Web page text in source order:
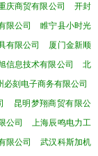
庆商贸有限公司
开封
限公司
睢宁县小时光
有限公司
厦门金新顺
信息技术有限公司
北
必刻电子商务有限公司
昆明梦翔商贸有限公
公司
上海辰鸣电力工
限公司
武汉科斯加机